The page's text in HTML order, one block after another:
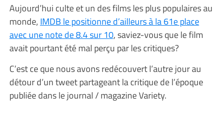
Aujourd’hui culte et un des films les plus populaires au
monde, IMDB le positionne d’ailleurs à la 61e place
avec une note de 8.4 sur 10, saviez-vous que le film
avait pourtant été mal perçu par les critiques?
C’est ce que nous avons redécouvert l’autre jour au
détour d’un tweet partageant la critique de l’époque
publiée dans le journal / magazine Variety.